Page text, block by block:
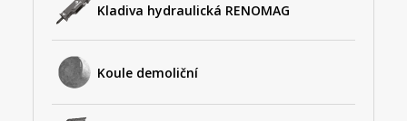
Kladiva hydraulická RENOMAG
Koule demoliční